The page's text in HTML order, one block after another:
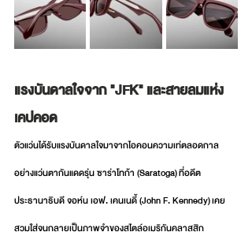
แรงบันดาลใจจาก "JFK" และสายลมแห่ง
เคปคอด
ตัวแว่นได้รับแรงบันดาลใจมาจากไอคอนความเท่ตลอดกาล
อย่างแว่นตากันแดดรุ่น ซาร่าโทก้า (Saratoga) ที่อดีต
ประธานาธิบดี จอห์น เอฟ. เคนเนดี้ (John F. Kennedy) เคย
สวมใส่จนกลายเป็นภาพจำของสไตล์อเมริกันคลาสสิก